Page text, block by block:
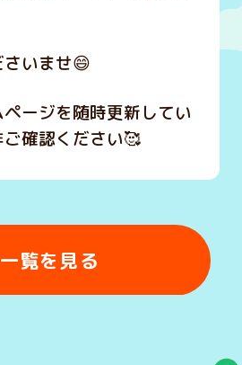
いませ😄
ージを随時更新してい
確認ください🥰
一覧を見る